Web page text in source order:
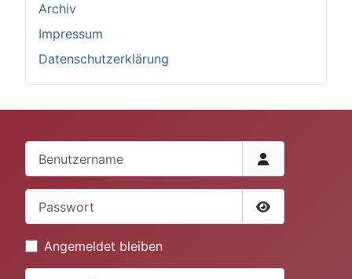
Archiv
Impressum
Datenschutzerklärung
Passwort
Angemeldet bleiben